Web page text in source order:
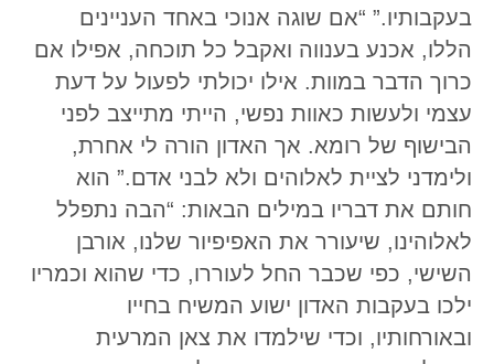
בעקבותיו.” “אם שוגה אנוכי באחד העניינים
הללו, אכנע בענווה ואקבל כל תוכחה, אפילו אם
כרוך הדבר במוות. אילו יכולתי לפעול על דעת
עצמי ולעשות כאוות נפשי, הייתי מתייצב לפני
הבישוף של רומא. אך האדון הורה לי אחרת,
ולימדני לציית לאלוהים ולא לבני אדם.” הוא
חותם את דבריו במילים הבאות: “הבה נתפלל
לאלוהינו, שיעורר את האפיפיור שלנו, אורבן
השישי, כפי שכבר החל לעוררו, כדי שהוא וכמריו
ילכו בעקבות האדון ישוע המשיח בחייו
ובאורחותיו, וכדי שילמדו את צאן המרעית